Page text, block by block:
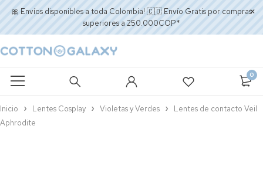
🎀 Envíos disponibles a toda Colombia! 🇨🇴 Envío Gratis por compras
superiores a 250.000COP*
0
Inicio Lentes Cosplay Violetas y Verdes
Lentes de contacto Veil
Aphrodite